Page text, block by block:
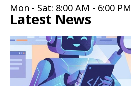
Mon - Sat: 8:00 AM - 6:00 PM
Latest News